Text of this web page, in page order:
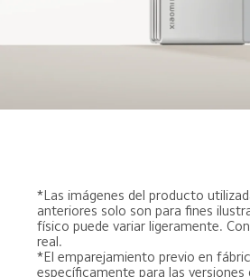
*Las imágenes del producto
anteriores solo son para fines
físico puede variar ligeramente.
real.
*El emparejamiento previo en
específicamente para las versiones